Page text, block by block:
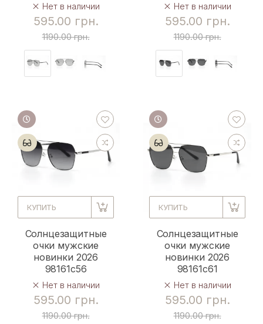
Нет в наличии
595.00 грн.
1190.00 грн.
Нет в наличии
595.00 грн.
1190.00 грн.
КУПИТЬ
Солнцезащитные
очки мужские
новинки 2026
98161c56
Нет в наличии
595.00 грн.
1190.00 грн.
КУПИТЬ
Солнцезащитные
очки мужские
новинки 2026
98161c61
Нет в наличии
595.00 грн.
1190.00 грн.